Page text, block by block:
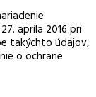
apríla 2016 pri
takýchto údajov,
o ochrane